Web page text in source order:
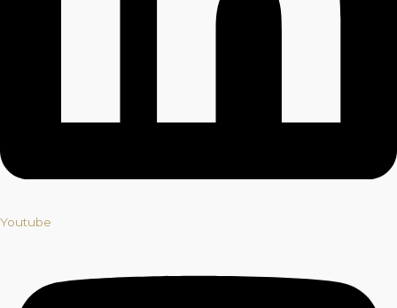
Youtube